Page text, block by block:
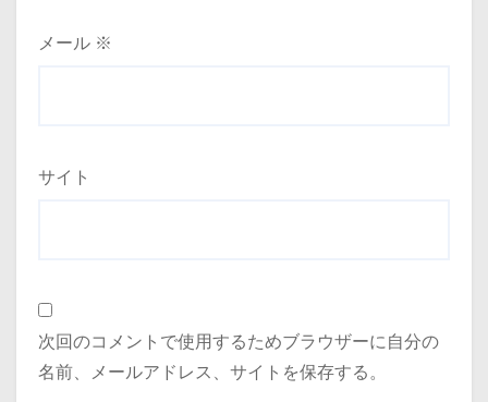
メール ※
サイト
次回のコメントで使用するためブラウザーに自分の
名前、メールアドレス、サイトを保存する。